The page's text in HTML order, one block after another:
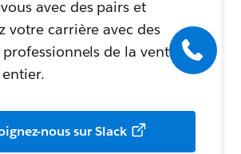
avec des pairs et
votre carrière avec des
de la vente
nous sur Slack